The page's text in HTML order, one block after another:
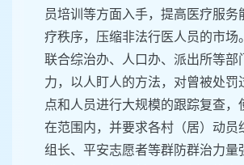
员培训等方面入手，提高医疗服务
疗秩序，压缩非法行医人员的市场
联合综治办、人口办、派出所等部
力，以人盯人的方法，对曾被处罚
点和人员进行大规模的跟踪复查，
在范围内，并要求各村（居）动员
组长、平安志愿者等群防群治力量